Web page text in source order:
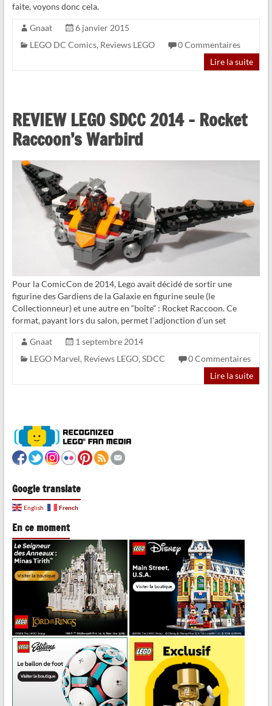
faite, voyons donc cela.
Gnaat
6 janvier 2015
LEGO DC Comics, Reviews LEGO
0 Commentaires
Lire la suite
REVIEW LEGO SDCC 2014 – Rocket
Raccoon’s Warbird
Pour la ComicCon de 2014, Lego avait décidé de sortir une
figurine des Gardiens de la Galaxie en figurine seule (le
Collectionneur) et une autre en “boîte” : Rocket Raccoon. Ce
format, payant lors du salon, permet l’adjonction d’un set
Gnaat
1 septembre 2014
LEGO Marvel, Reviews LEGO, SDCC
0 Commentaires
Lire la suite
Google translate
English French
En ce moment